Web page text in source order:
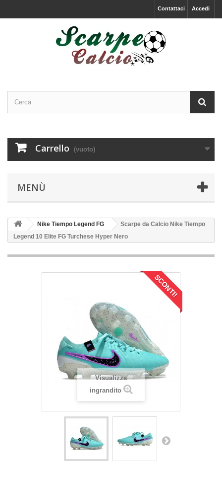
Accedi
Contattaci
Carrello (vuoto)
MENÙ
Nike Tiempo Legend FG
Scarpe da Calcio Nike Tiempo
Legend 10 Elite FG Turchese Hyper Nero
SCONTI!
Visualizza
ingrandito